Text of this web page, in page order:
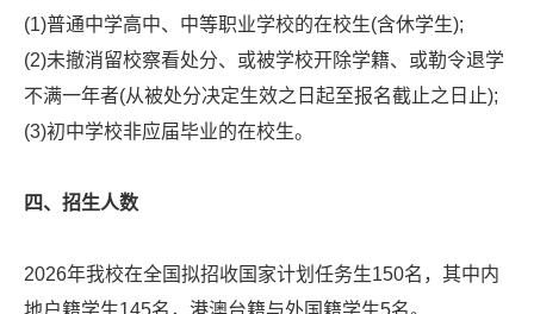
(1)普通中学高中、中等职业学校的在校生(含休学生);
(2)未撤消留校察看处分、或被学校开除学籍、或勒令退学
不满一年者(从被处分决定生效之日起至报名截止之日止);
(3)初中学校非应届毕业的在校生。
四、招生人数
2026年我校在全国拟招收国家计划任务生150名，其中内
地户籍学生145名，港澳台籍与外国籍学生5名。